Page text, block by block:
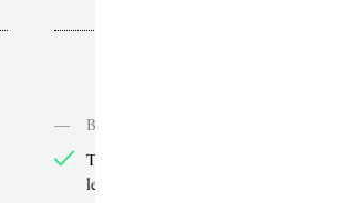
—
Bücher online lesen
TdZ-Artikel seit 2013 online
lesen